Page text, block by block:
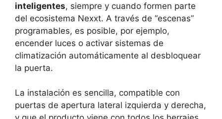
inteligentes, siempre y cuando formen parte
del ecosistema Nexxt. A través de “escenas”
programables, es posible, por ejemplo,
encender luces o activar sistemas de
climatización automáticamente al desbloquear
la puerta.
La instalación es sencilla, compatible con
puertas de apertura lateral izquierda y derecha,